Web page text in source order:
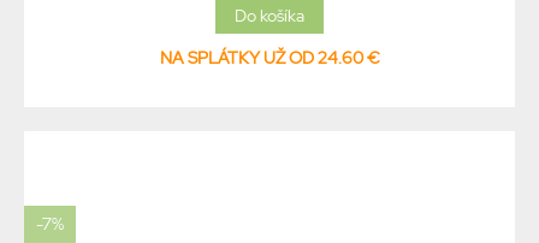
NA SPLÁTKY UŽ OD 24.60 €
-7%